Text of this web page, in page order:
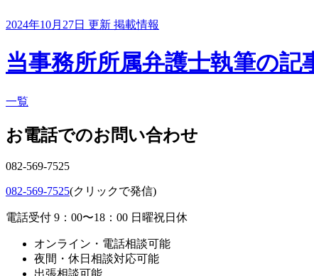
2024年10月27日 更新 掲載情報
当事務所所属弁護士執筆の
一覧
お電話でのお問い合わせ
082-569-7525
082-569-7525(クリックで発信)
電話受付 9：00〜18：00 日曜祝日休
オンライン・電話相談可能
夜間・休日相談対応可能